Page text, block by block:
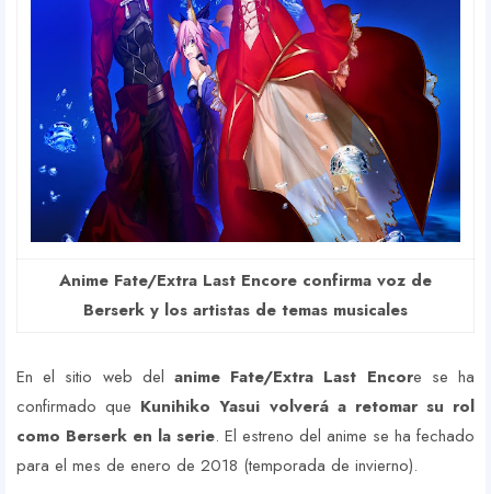
Anime Fate/Extra Last Encore confirma voz de
Berserk y los artistas de temas musicales
En el sitio web del anime Fate/Extra Last Encore se ha
confirmado que Kunihiko Yasui volverá a retomar su rol
como Berserk en la serie. El estreno del anime se ha fechado
para el mes de enero de 2018 (temporada de invierno).